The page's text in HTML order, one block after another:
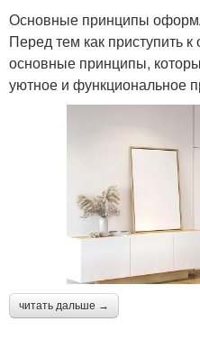
Основные принципы
Перед тем как приступить
основные принципы,
уютное и функциональное
читать дальше →